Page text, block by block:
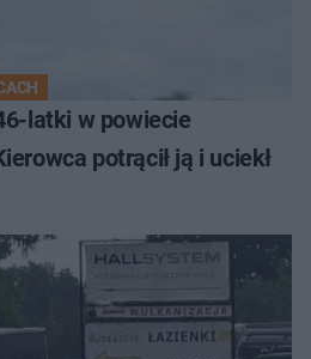
latki w powiecie
potrącił ją i uciekł